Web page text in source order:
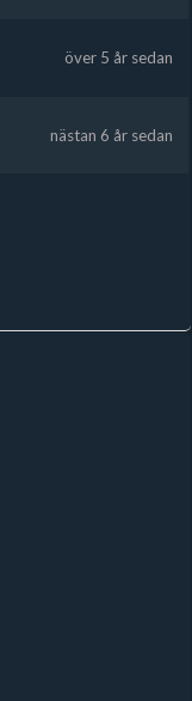
över 5 år sedan
nästan 6 år sedan